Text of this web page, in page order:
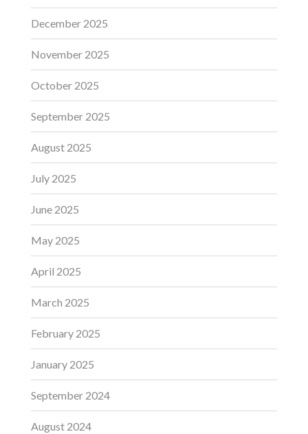
December 2025
November 2025
October 2025
September 2025
August 2025
July 2025
June 2025
May 2025
April 2025
March 2025
February 2025
January 2025
September 2024
August 2024